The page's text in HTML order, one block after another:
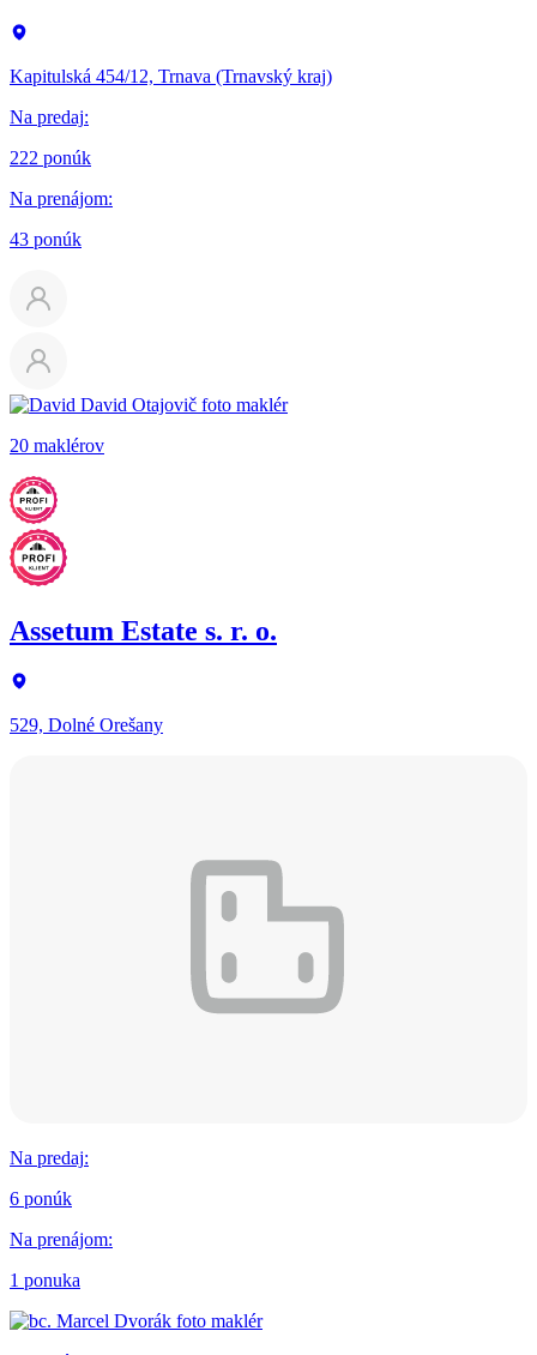
Kapitulská 454/12, Trnava (Trnavský kraj)
Na predaj:
222 ponúk
Na prenájom:
43 ponúk
20 maklérov
Assetum Estate s. r. o.
529, Dolné Orešany
Na predaj:
6 ponúk
Na prenájom:
1 ponuka